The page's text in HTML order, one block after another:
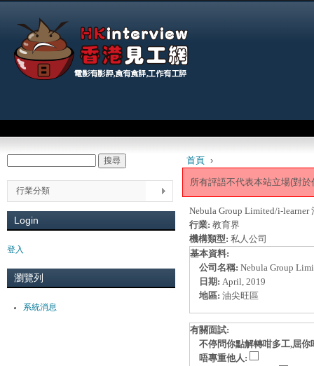
首頁›
所有評語不代表本站立場(對
Nebula Group Limited/i-
行業: 教育界
機構類型: 私人公司
基本資料:
公司名稱: Nebula Group
日期: April, 2019
地區: 油尖旺區
有關面試:
不停問你點解轉咁多工,屈
唔專重他人:
行業分類
Login
登入
瀏覽列
系統消息